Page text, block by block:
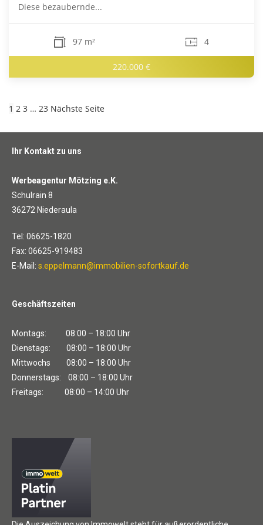
Diese bezaubernde...
97 m² 4
220.000 €
1 2 3 … 23 Nächste Seite
Ihr Kontakt zu uns
Werbeagentur Mötzing e.K.
Schulrain 8
36272 Niederaula
Tel: 06625-1820
Fax: 06625-919483
E-Mail: s.eppelmann@immobilien-sofortkauf.de
Geschäftszeiten
Montags: 08:00 – 18:00 Uhr
Dienstags: 08:00 – 18:00 Uhr
Mittwochs 08:00 – 18:00 Uhr
Donnerstags: 08:00 – 18:00 Uhr
Freitags: 08:00 – 14:00 Uhr